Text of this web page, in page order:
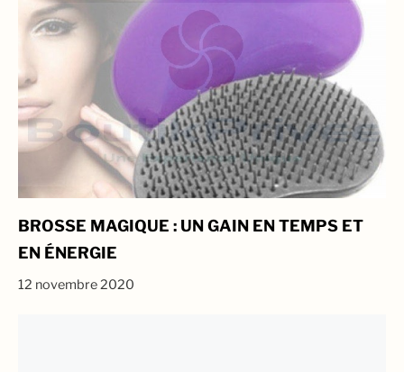
BROSSE MAGIQUE : UN GAIN EN TEMPS ET
EN ÉNERGIE
12 novembre 2020